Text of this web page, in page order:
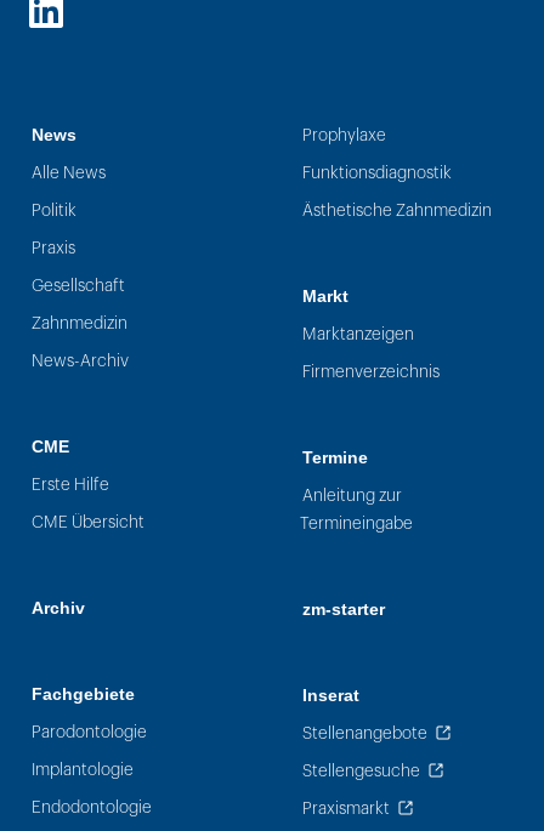
LinkedIn
News
Alle News
Politik
Praxis
Gesellschaft
Zahnmedizin
News-Archiv
CME
Erste Hilfe
CME Übersicht
Archiv
Fachgebiete
Parodontologie
Implantologie
Endodontologie
Prophylaxe
Funktionsdiagnostik
Ästhetische Zahnmedizin
Markt
Marktanzeigen
Firmenverzeichnis
Termine
Anleitung zur
Termineingabe
zm-starter
Inserat
Stellenangebote
Stellengesuche
Praxismarkt